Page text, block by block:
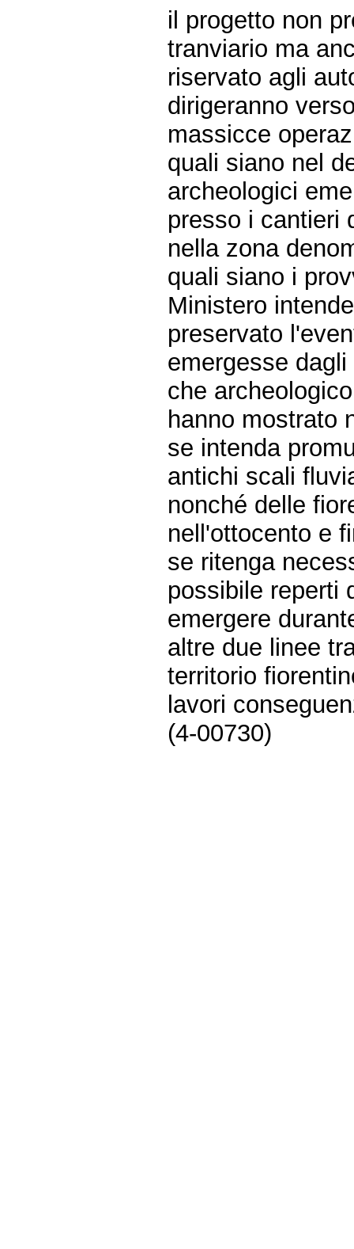
il progetto non
tranviario ma
riservato agli
dirigeranno
massicce
quali siano nel
archeologici
presso i cantieri
nella zona
quali siano i
Ministero
preservato
emergesse
che
hanno mostrato
se intenda
antichi scali
nonché delle
nell'ottocento e
se ritenga
possibile reperti
emergere
altre due linee
territorio
lavori
(4-00730)